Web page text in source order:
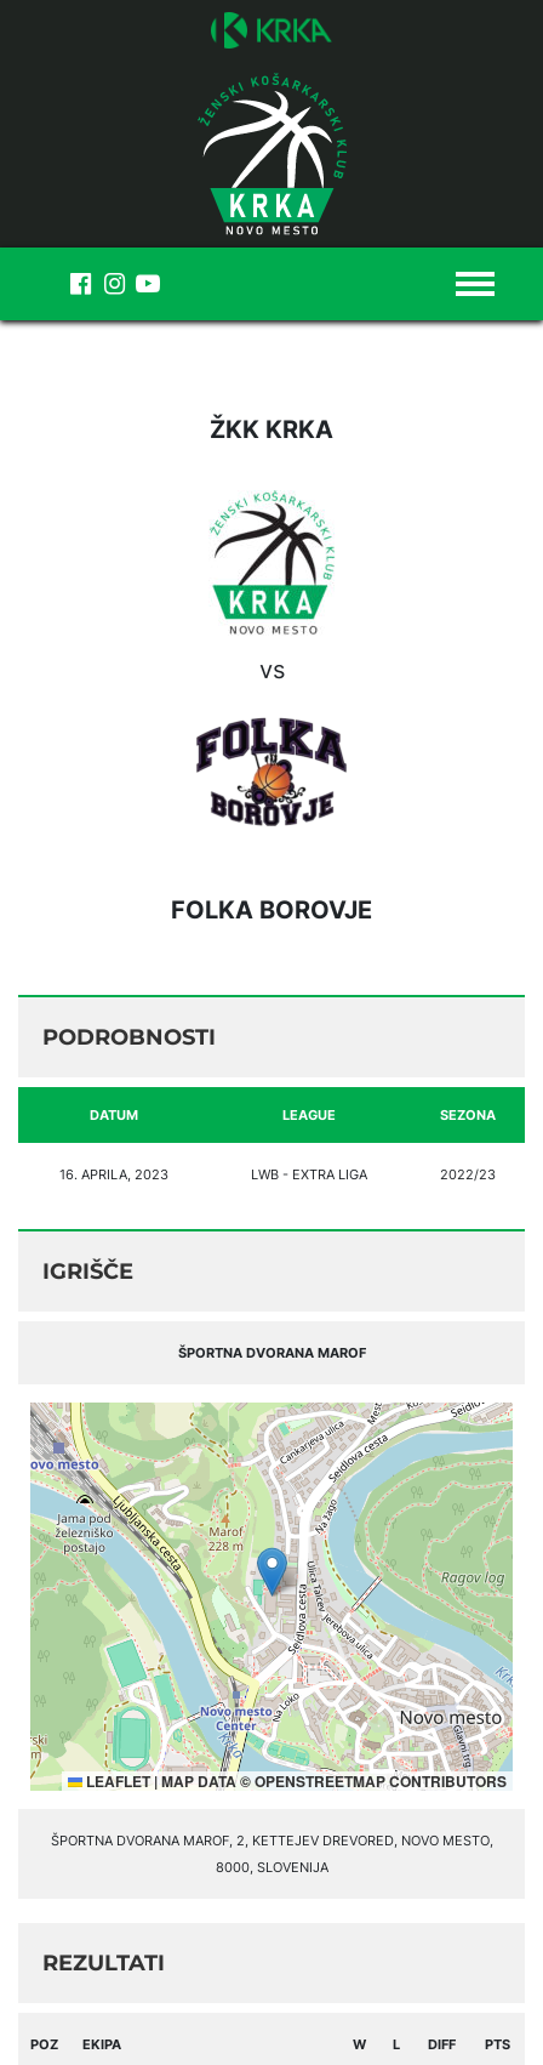
ŽKK KRKA
vs
FOLKA BOROVJE
PODROBNOSTI
DATUM LEAGUE SEZONA
16. APRILA, 2023 LWB - EXTRA LIGA 2022/23
IGRIŠČE
ŠPORTNA DVORANA MAROF
LEAFLET |MAP DATA ©OPENSTREETMAPCONTRIBUTORS
ŠPORTNA DVORANA MAROF, 2, KETTEJEV DREVORED, NOVO MESTO,
8000, SLOVENIJA
REZULTATI
POZ EKIPA W L DIFF PTS